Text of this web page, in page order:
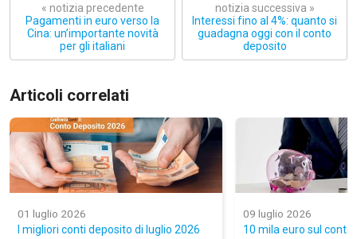
« notizia precedente
Pagamenti in euro verso la
Cina: un’importante novità
per gli italiani
notizia successiva »
Interessi fino al 4%: quanto si
guadagna oggi con il conto
deposito
Articoli correlati
01 luglio 2026
I migliori conti deposito di luglio 2026
09 luglio 2026
10 mila euro sul